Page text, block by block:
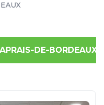
DE-BORDEAUX